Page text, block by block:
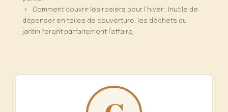
Comment couvrir les rosiers pour l’hiver : Inutile de
dépenser en toiles de couverture, les déchets du
jardin feront parfaitement l’affaire